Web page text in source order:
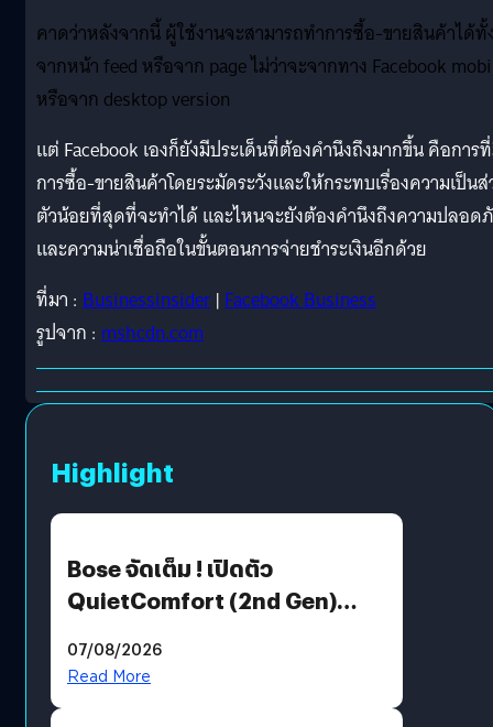
คาดว่าหลังจากนี้ ผู้ใช้งานจะสามารถทำการซื้อ-ขายสินค้าได้ทั้
จากหน้า feed หรือจาก page ไม่ว่าจะจากทาง Facebook
หรือจาก desktop version
แต่ Facebook เองก็ยังมีประเด็นที่ต้องคำนึงถึงมากขึ้น คือการ
การซื้อ-ขายสินค้าโดยระมัดระวังและให้กระทบเรื่องความเป็น
ตัวน้อยที่สุดที่จะทำได้ และไหนจะยังต้องคำนึงถึงความปลอด
และความน่าเชื่อถือในขั้นตอนการจ่ายชำระเงินอีกด้วย
ที่มา : Businessinsider |Facebook Business
รูปจาก : mshcdn.com
Highlight
Bose จัดเต็ม ! เปิดตัว
QuietComfort (2nd Gen)
07/08/2026
Read More